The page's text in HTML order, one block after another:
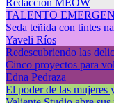
TALENTO
Seda teñida con tintes
Yaveli Ríos
Redescubriendo las
Cinco proyectos para
Edna Pedraza
El poder de las mujeres